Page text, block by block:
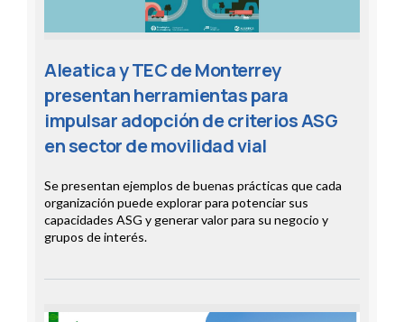
Aleatica y TEC de Monterrey
presentan herramientas para
impulsar adopción de criterios ASG
en sector de movilidad vial
Se presentan ejemplos de buenas prácticas que cada
organización puede explorar para potenciar sus
capacidades ASG y generar valor para su negocio y
grupos de interés.